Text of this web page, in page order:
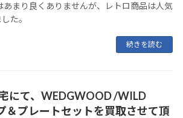
あまり良くありませんが、レトロ商品は人気
た。
続きを読む
にて、WEDGWOOD /WILD
＆プレートセットを買取させて頂